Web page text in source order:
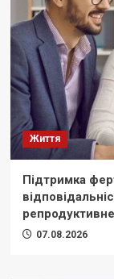
Життя
Підтримка
07.08.2026